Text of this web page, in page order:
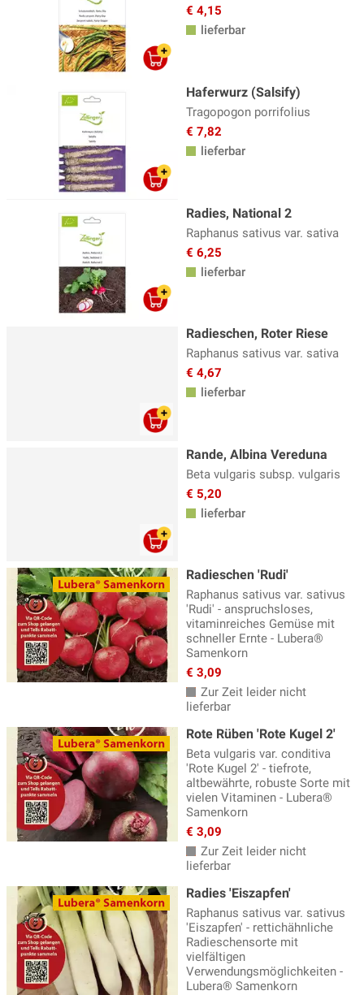
€ 4,15
lieferbar
Haferwurz (Salsify)
Tragopogon porrifolius
€ 7,82
lieferbar
Radies, National 2
Raphanus sativus var. sativa
€ 6,25
lieferbar
Radieschen, Roter Riese
Raphanus sativus var. sativa
€ 4,67
lieferbar
Rande, Albina Vereduna
Beta vulgaris subsp. vulgaris
€ 5,20
lieferbar
Radieschen 'Rudi'
Raphanus sativus var. sativus
'Rudi' - anspruchsloses,
vitaminreiches Gemüse mit
schneller Ernte - Lubera®
Samenkorn
€ 3,09
Zur Zeit leider nicht
lieferbar
Rote Rüben 'Rote Kugel 2'
Beta vulgaris var. conditiva
'Rote Kugel 2' - tiefrote,
altbewährte, robuste Sorte mit
vielen Vitaminen - Lubera®
Samenkorn
€ 3,09
Zur Zeit leider nicht
lieferbar
Radies 'Eiszapfen'
Raphanus sativus var. sativus
'Eiszapfen' - rettichähnliche
Radieschensorte mit
vielfältigen
Verwendungsmöglichkeiten -
Lubera® Samenkorn